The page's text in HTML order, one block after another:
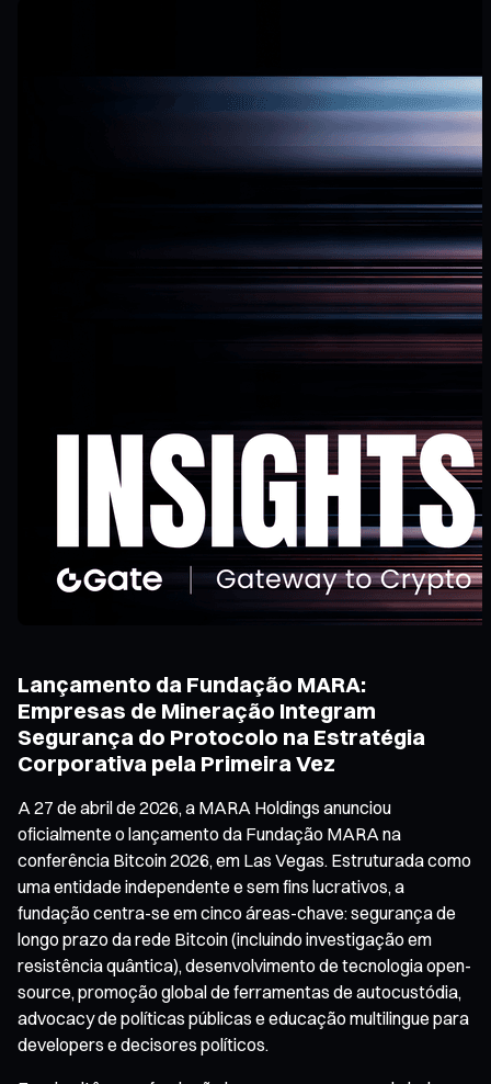
Lançamento da Fundação MARA:
Empresas de Mineração Integram
Segurança do Protocolo na Estratégia
Corporativa pela Primeira Vez
A 27 de abril de 2026, a MARA Holdings anunciou
oficialmente o lançamento da Fundação MARA na
conferência Bitcoin 2026, em Las Vegas. Estruturada como
uma entidade independente e sem fins lucrativos, a
fundação centra-se em cinco áreas-chave: segurança de
longo prazo da rede Bitcoin (incluindo investigação em
resistência quântica), desenvolvimento de tecnologia open-
source, promoção global de ferramentas de autocustódia,
advocacy de políticas públicas e educação multilingue para
developers e decisores políticos.